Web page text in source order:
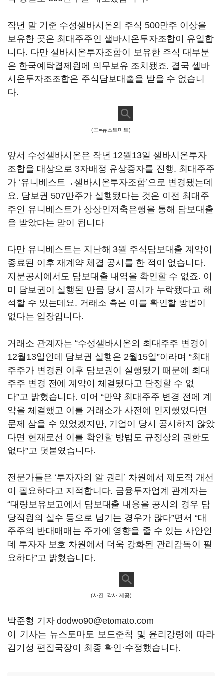
작년 말 기준 수성샐바시온의 주식 500만주 이상을
보유한 곳은 최대주주인 샐바시온투자조합이 유일합
니다. 다만 샐바시온투자조합이 보유한 주식 대부분
은 한국예탁결제원에 의무보유 조치됐죠. 결국 셀바
시온투자조조합은 주식담보대출을 받을 수 없습니
다.
(표=뉴스토마토)
앞서 수성샐바시온은 작년 12월13일 샐바시온투자
조합을 대상으로 3자배정 유상증자를 진행. 최대주주
가 ‘유니베스트→샐바시온투자조합’으로 변경됐는데
요. 담보권 507만주가 실행됐다는 것은 이전 최대주
주인 유니베스트가 상상인저축은행을 통해 담보대출
을 받았다는 말이 됩니다.
다만 유니베스트는 지난해 3월 주식담보대출 계약이
종료된 이후 재계약 체결 공시를 한 적이 없습니다.
지분공시에서도 담보대출 내역을 확인할 수 없죠. 이
미 담보권이 실행된 만큼 당시 공시가 누락됐다고 해
석할 수 있는데요. 거래소 측은 이를 확인할 방법이
없다는 입장입니다.
거래소 관계자는 “수성샐바시온의 최대주주 변경이
12월13일인데 담보권 실행은 2월15일”이라며 “최대
주주가 변경된 이후 담보권이 실행됐기 때문에 최대
주주 변경 전에 계약이 체결됐다고 단정할 수 없
다”고 밝혔습니다. 이어 “만약 최대주주 변경 전에 계
약을 체결했고 이를 거래소가 사전에 인지했었다면
문제 삼을 수 있었겠지만, 기업이 당시 공시하지 않았
다면 현재로선 이를 확인할 방법도 규정상의 권한도
없다”고 덧붙였습니다.
전문가들은 ‘투자자의 알 권리’ 차원에서 제도적 개선
이 필요하다고 지적합니다. 금융투자업계 관계자는
“대량보유보고에서 담보대출 내용을 공시의 경우 담
당직원의 실수 등으로 넘기는 경우가 많다”면서 “대
주주의 반대매매는 주가에 영향을 줄 수 있는 사안인
데 투자자 보호 차원에서 더욱 강화된 관리감독이 필
요하다”고 밝혔습니다.
(사진=각사 제공)
박준형 기자 dodwo90@etomato.com
이 기사는 뉴스토마토 보도준칙 및 윤리강령에 따라
김기성 편집국장이 최종 확인·수정했습니다.